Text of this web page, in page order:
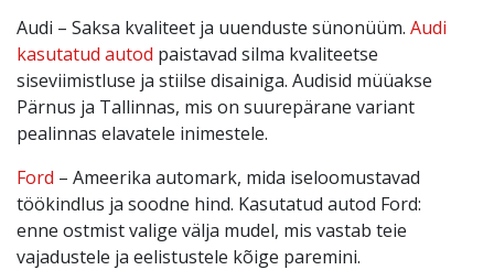
Audi – Saksa kvaliteet ja uuenduste sünonüüm. Audi
kasutatud autod paistavad silma kvaliteetse
siseviimistluse ja stiilse disainiga. Audisid müüakse
Pärnus ja Tallinnas, mis on suurepärane variant
pealinnas elavatele inimestele.
Ford – Ameerika automark, mida iseloomustavad
töökindlus ja soodne hind. Kasutatud autod Ford:
enne ostmist valige välja mudel, mis vastab teie
vajadustele ja eelistustele kõige paremini.